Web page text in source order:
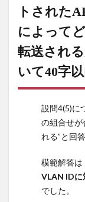
⑫ARP
要求フ
レーム
をカプ
した全
ての
パケッ
トをキ
ャプチ
て、宛
先IPア
を確認
トされた
によって
転送され
いて40字
設問4(5)に
の組合せが
れる”と回
模範解答は
VLAN IDに
でした。